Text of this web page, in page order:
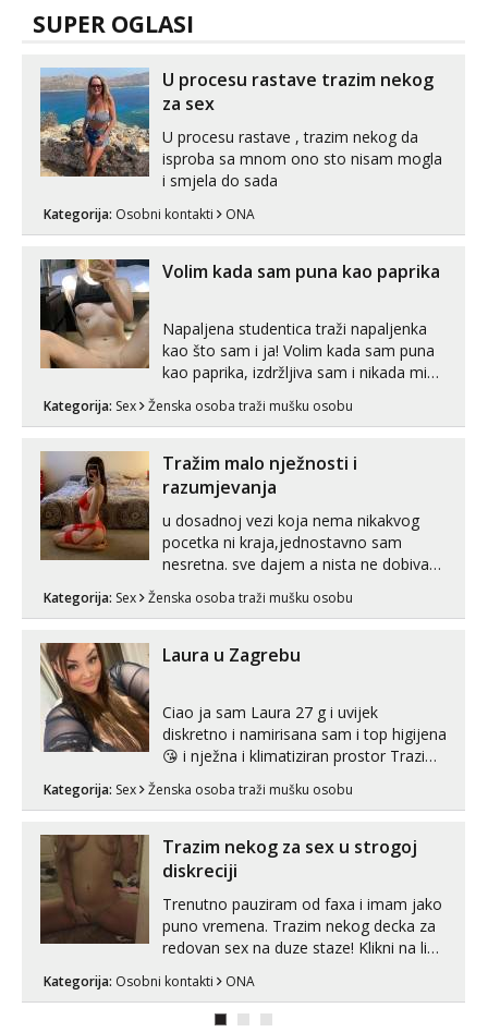
SUPER OGLASI
U procesu rastave trazim nekog
za sex
U procesu rastave , trazim nekog da
isproba sa mnom ono sto nisam mogla
i smjela do sada
Kategorija: Osobni kontakti ONA
Volim kada sam puna kao paprika
Napaljena studentica traži napaljenka
kao što sam i ja! Volim kada sam puna
kao paprika, izdržljiva sam i nikada mi
puta dnevno bilo kad i bilo gdje zato se
link ispod i nadji me tamo, cekam te!
Kategorija: Sex Ženska osoba traži mušku osobu
Tražim malo nježnosti i
razumjevanja
u dosadnoj vezi koja nema nikakvog
pocetka ni kraja,jednostavno sam
nesretna. sve dajem a nista ne dobivam
zadovoljiti moje potrebe,ne trazim puno
volim njezan seks i njezne poljupce po
tijelu koji me jako pale,obozavam kad
Kategorija: Sex Ženska osoba traži mušku osobu
Laura u Zagrebu
Ciao ja sam Laura 27 g i uvijek
diskretno i namirisana sam i top higijena
😘 i nježna i klimatiziran prostor Trazim
Pusenje i gutanje sperme Erotsko rublje
tijelu Iskljucivo neradim analni !!! I
neljubim se Wha...
Kategorija: Sex Ženska osoba traži mušku osobu
Trazim nekog za sex u strogoj
diskreciji
Trenutno pauziram od faxa i imam jako
puno vremena. Trazim nekog decka za
redovan sex na duze staze! Klikni na link
Kategorija: Osobni kontakti ONA